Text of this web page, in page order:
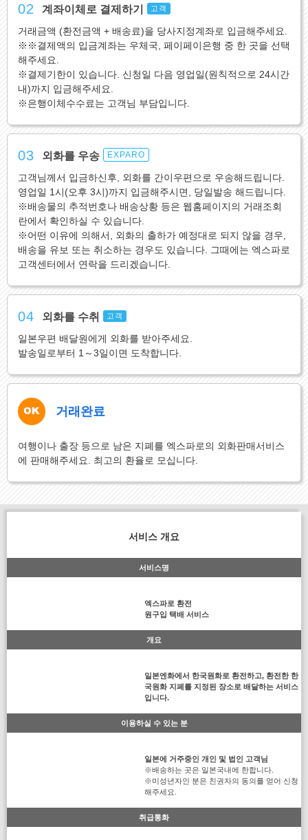
02 계좌이체로 결제하기 고객
거래금액 (환전금액 + 배송료)을 당사지정계좌로 입금해주세요.
※※결제액의 입금계좌는 우체국, 페이페이은행 중 한 곳을 선택
해주세요.
※결제기한이 있습니다. 신청일 다음 영업일(원칙적으로 24시간
내)까지 입금해주세요.
※은행이체수수료는 고객님 부담입니다.
03 외화를 우송 EXPARO
고객님께서 입금하신후, 외화를 간이우편으로 우송해드립니다.
영업일 1시(오후 3시)까지 입금해주시면, 당일발송 해드립니다.
※배송물의 추적번호나 배송상황 등은 웹홈페이지의 거래조회
란에서 확인하실 수 있습니다.
※어떤 이유에 의해서, 외화의 출하가 예정대로 되지 않을 경우,
배송을 유보 또는 취소하는 경우도 있습니다. 그때에는 엑스파로
고객센터에서 연락을 드리겠습니다.
04 외화를 수취 고객
일본우편 배달원에게 외화를 받아주세요.
발송일로부터 1～3일이면 도착합니다.
거래완료
여행이나 출장 등으로 남은 지폐를 엑스파로의 외화판매서비스
에 판매해주세요. 최고의 환율로 모십니다.
서비스 개요
서비스명
엑스파로 환전
원구입 택배 서비스
개요
일본엔화에서 한국원화로 환전하고, 환전한 한
국원화 지페를 지정된 장소로 배달하는 서비스
입니다.
이용하실 수 있는 분
일본에 거주중인 개인 및 법인 고객님
※배송하는 곳은 일본국내에 한합니다.
※미성년자인 분은 친권자의 동의를 얻어 신청
해주세요.
취급통화